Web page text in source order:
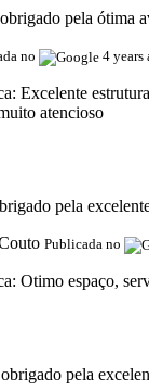
pela ótima
no 4 years
Excelente
atencioso
pela
Publicada no
Otimo espaço,
pela